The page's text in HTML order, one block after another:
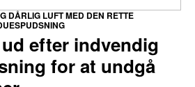
efter indvendig
for at undgå
DÅRLIG LUFT MED DEN RETTE